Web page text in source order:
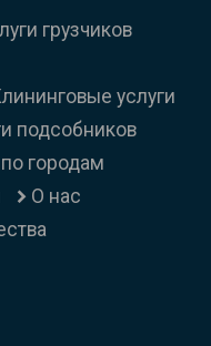
грузчиков
услуги
подсобников
городам
О нас